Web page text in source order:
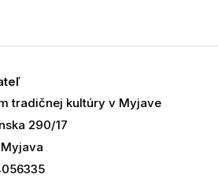
tradičnej kultúry v Myjave
290/17